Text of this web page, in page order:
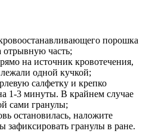
порошка
отрывную часть;
на источник кровотечения,
одной кучкой;
салфетку и крепко
1-3 минуты. В крайнем случае
сами гранулы;
остановилась, наложите
зафиксировать гранулы в ране.